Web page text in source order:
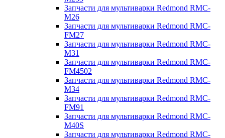
Запчасти для мультиварки Redmond RMC-
M26
Запчасти для мультиварки Redmond RMC-
FM27
Запчасти для мультиварки Redmond RMC-
M31
Запчасти для мультиварки Redmond RMC-
FM4502
Запчасти для мультиварки Redmond RMC-
M34
Запчасти для мультиварки Redmond RMC-
FM91
Запчасти для мультиварки Redmond RMC-
M40S
Запчасти для мультиварки Redmond RMC-